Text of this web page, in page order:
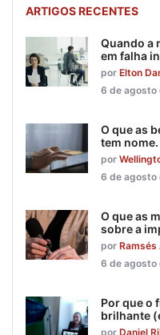
ARTIGOS RECENTES
Quando a
em falha
por Elton
6 de agosto
O que as
tem
por
6 de agosto
O que as
sobre a
por
6 de agosto
Por que o
brilhante
por Daniel